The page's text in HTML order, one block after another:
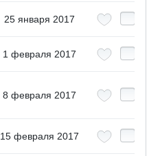
25 января 2017
1 февраля 2017
8 февраля 2017
15 февраля 2017